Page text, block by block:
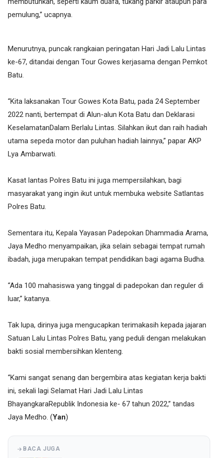
pemulung,” ucapnya.
Menurutnya, puncak rangkaian peringatan Hari Jadi Lalu Lintas
ke-67, ditandai dengan Tour Gowes kerjasama dengan Pemkot
Batu.
“Kita laksanakan Tour Gowes Kota Batu, pada 24 September
2022 nanti, bertempat di Alun-alun Kota Batu dan Deklarasi
KeselamatanDalam Berlalu Lintas. Silahkan ikut dan raih hadiah
utama sepeda motor dan puluhan hadiah lainnya,” papar AKP
Lya Ambarwati.
Kasat lantas Polres Batu ini juga mempersilahkan, bagi
masyarakat yang ingin ikut untuk membuka website Satlantas
Polres Batu.
Sementara itu, Kepala Yayasan Padepokan Dhammadia Arama,
Jaya Medho menyampaikan, jika selain sebagai tempat rumah
ibadah, juga merupakan tempat pendidikan bagi agama Budha.
“Ada 100 mahasiswa yang tinggal di padepokan dan reguler di
luar,” katanya.
Tak lupa, dirinya juga mengucapkan terimakasih kepada jajaran
Satuan Lalu Lintas Polres Batu, yang peduli dengan melakukan
bakti sosial membersihkan klenteng.
“Kami sangat senang dan bergembira atas kegiatan kerja bakti
ini, sekali lagi Selamat Hari Jadi Lalu Lintas
BhayangkaraRepublik Indonesia ke- 67 tahun 2022,” tandas
Jaya Medho. (Yan)
BACA JUGA